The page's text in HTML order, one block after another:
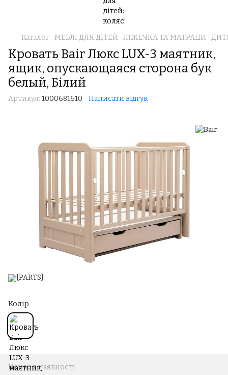
Каталог МЕБЛІ ДЛЯ ДІТЕЙ ЛІЖЕЧКА ТА МАТРАЦИ
Кровать Bair Люкс LUX-3 маятник,
ящик, опускающаяся сторона бук
белый, Білий
Артикул: 1000681610 Написати відгук
Колір
Немає в наявності